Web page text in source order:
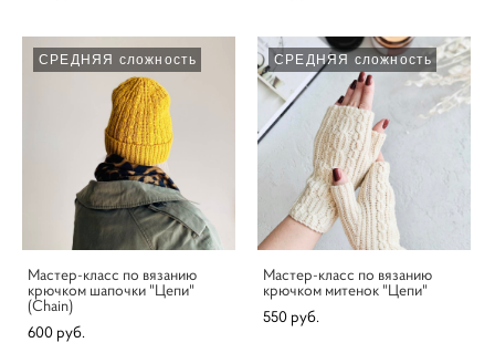
СРЕДНЯЯ сложность
Мастер-класс по вязанию
крючком шапочки "Цепи"
(Chain)
600 pуб.
СРЕДНЯЯ сложность
Мастер-класс по вязанию
крючком митенок "Цепи"
550 pуб.